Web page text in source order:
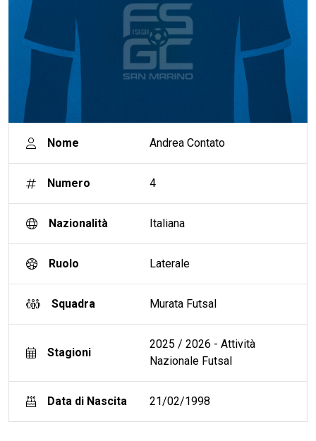
Nome Andrea Contato
Numero 4
Nazionalità Italiana
Ruolo Laterale
Squadra Murata Futsal
Stagioni
2025 / 2026 - Attività
Nazionale Futsal
Data di Nascita 21/02/1998